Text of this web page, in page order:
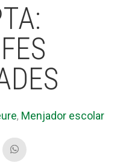
, Menjador escolar
JOVES
SECTOR